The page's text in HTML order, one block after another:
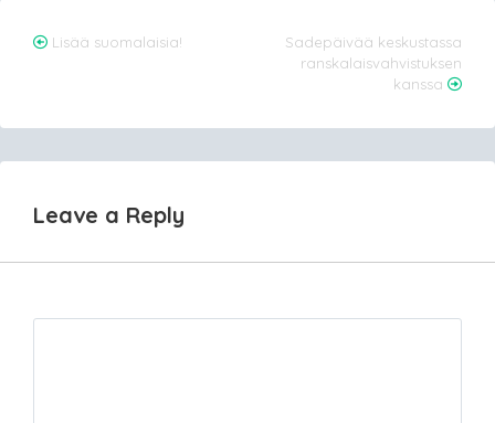
Post
Lisää suomalaisia!
Sadepäivää keskustassa
ranskalaisvahvistuksen
kanssa
Leave a Reply